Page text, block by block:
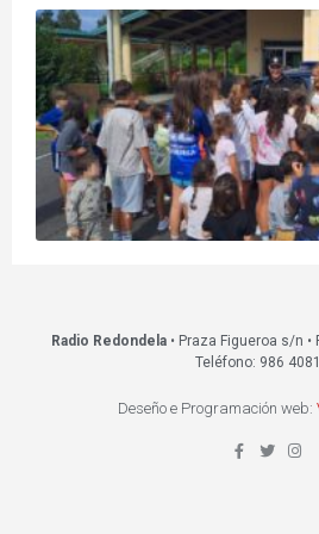
Radio Redondela• Praza Figueroa s/n •
Teléfono: 986
Deseño e Programación web: